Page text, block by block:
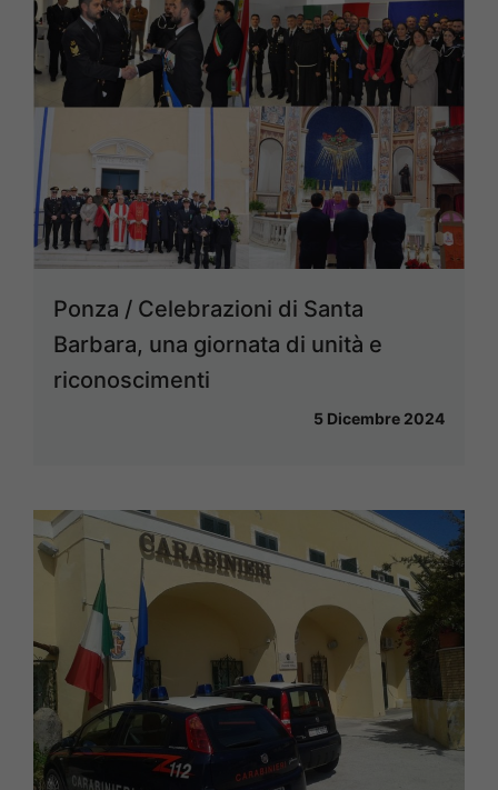
Ponza / Celebrazioni di Santa
Barbara, una giornata di unità e
riconoscimenti
5 Dicembre 2024